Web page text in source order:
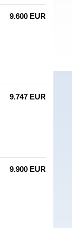
9.600 EUR
9.747 EUR
9.900 EUR